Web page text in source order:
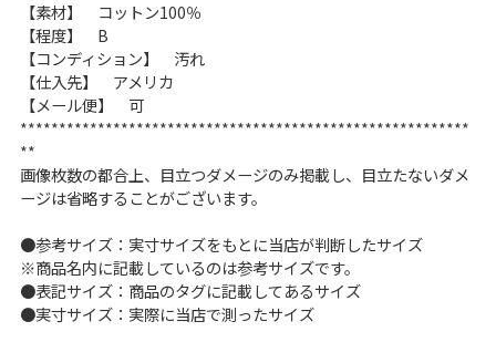
半袖シャツ XS
Tシャツ XS
W37以上
Search by Maniacマニアックから探す
【素材】 コットン100％
【程度】 B
【コンディション】 汚れ
【仕入先】 アメリカ
【メール便】 可
**********************************************************
**
画像枚数の都合上、目立つダメージのみ掲載し、目立たないダメ
ージは省略することがございます。
●参考サイズ：実寸サイズをもとに当店が判断したサイズ
※商品名内に記載しているのは参考サイズです。
●表記サイズ：商品のタグに記載してあるサイズ
●実寸サイズ：実際に当店で測ったサイズ